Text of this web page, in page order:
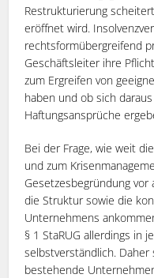
Restrukturierung
eröffnet wird.
rechtsformübergreifend
Geschäftsleiter ihre
zum Ergreifen von
haben und ob sich
Haftungsansprüche
Bei der Frage, wie weit
und zum
Gesetzesbegründung vor
die Struktur sowie die
Unternehmens
§ 1 StaRUG allerdings in
selbstverständlich.
bestehende